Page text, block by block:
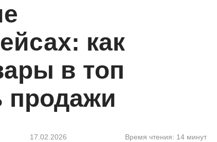
как
в топ
продажи
17.02.2026 Время чтения: 14 минут